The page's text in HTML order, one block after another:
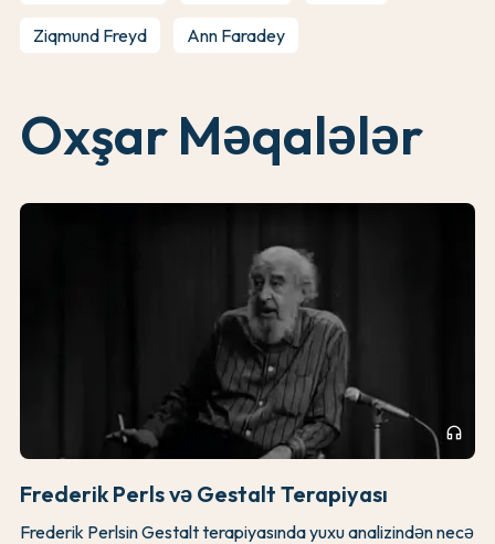
Ziqmund Freyd Ann Faradey
Oxşar Məqalələr
headphones
Frederik Perls və Gestalt Terapiyası
Frederik Perlsin Gestalt terapiyasında yuxu analizindən necə